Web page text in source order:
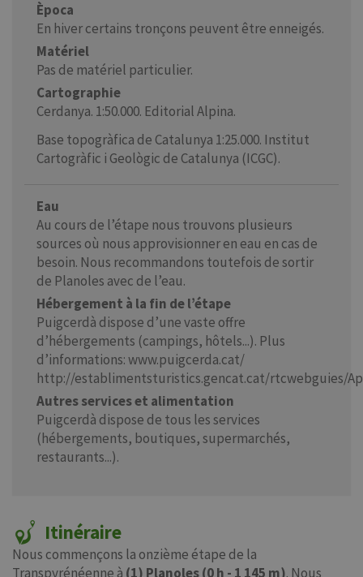
Època
En hiver certains tronçons peuvent être enneigés.
Matériel
Pas de matériel particulier.
Cartographie
Cerdanya. 1:50.000. Editorial Alpina.
Base topogràfica de Catalunya 1:25.000. Institut
Cartogràfic i Geològic de Catalunya (ICGC).
Eau
Au cours de l’étape nous trouvons plusieurs
sources où nous approvisionner en eau en cas de
besoin. Nous recommandons toutefois de sortir
de Planoles avec de l’eau.
Hébergement à la fin de l’étape
Puigcerdà dispose d’une vaste offre
d’hébergements (campings, hôtels...). Plus
d’informations: www.puigcerda.cat/
http://establimentsturistics.gencat.cat/rtcwebguies/
Autres services et alimentation
Puigcerdà dispose de tous les services
(hébergements, boutiques, supermarchés,
restaurants...).
Itinéraire
Nous commençons la onzième étape de la
Transpyrénéenne à (1) Planoles(0 h - 1 145 m). Nous